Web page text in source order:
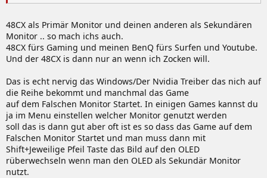
48CX als Primär Monitor und deinen anderen als Sekundären
Monitor .. so mach ichs auch.
48CX fürs Gaming und meinen BenQ fürs Surfen und Youtube.
Und der 48CX is dann nur an wenn ich Zocken will.
Das is echt nervig das Windows/Der Nvidia Treiber das nich auf
die Reihe bekommt und manchmal das Game
auf dem Falschen Monitor Startet. In einigen Games kannst du
ja im Menu einstellen welcher Monitor genutzt werden
soll das is dann gut aber oft ist es so dass das Game auf dem
Falschen Monitor Startet und man muss dann mit
Shift+Jeweilige Pfeil Taste das Bild auf den OLED
rüberwechseln wenn man den OLED als Sekundär Monitor
nutzt.